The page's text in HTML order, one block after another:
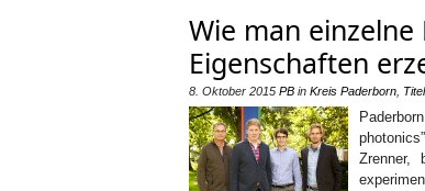
Wie man
Eigenschaften
8. Oktober 2015 PB in Kreis Paderborn
Zrenner,